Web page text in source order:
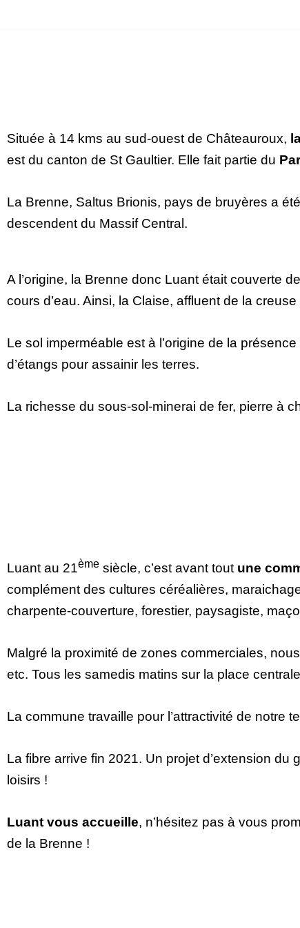
Située à 14 kms au sud-ouest de Châteauroux,
est du canton de St Gaultier. Elle fait partie du
La Brenne, Saltus Brionis, pays de bruyères a
descendent du Massif Central.
A l’origine, la Brenne donc Luant était couverte
cours d’eau. Ainsi, la Claise, affluent de la
Le sol imperméable est à l’origine de la
d’étangs pour assainir les terres.
La richesse du sous-sol-minerai de fer, pierre à
Luant au 21ème siècle, c’est avant tout une
complément des cultures céréalières,
charpente-couverture, forestier, paysagiste,
Malgré la proximité de zones commerciales,
etc. Tous les samedis matins sur la place
La commune travaille pour l’attractivité de notre
La fibre arrive fin 2021. Un projet d’extension
loisirs !
Luant vous accueille, n’hésitez pas à vous
de la Brenne !